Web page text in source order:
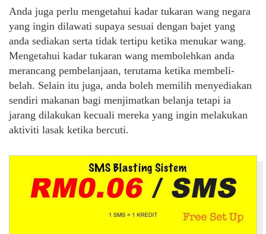
Anda juga perlu mengetahui kadar tukaran wang negara
yang ingin dilawati supaya sesuai dengan bajet yang
anda sediakan serta tidak tertipu ketika menukar wang.
Mengetahui kadar tukaran wang membolehkan anda
merancang pembelanjaan, terutama ketika membeli-
belah. Selain itu juga, anda boleh memilih menyediakan
sendiri makanan bagi menjimatkan belanja tetapi ia
jarang dilakukan kecuali mereka yang ingin melakukan
aktiviti lasak ketika bercuti.